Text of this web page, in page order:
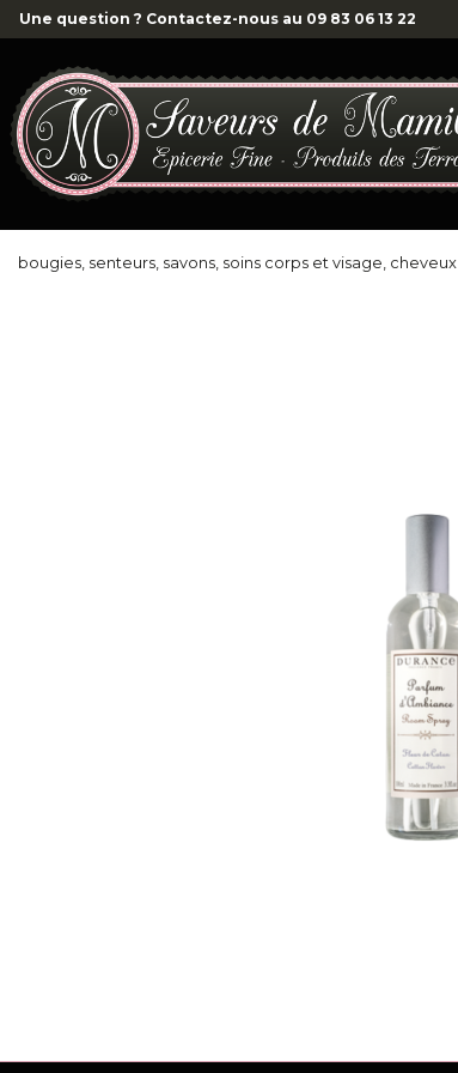
bougies, senteurs, savons, soins corps et visage, cheveux
Une question ? Contactez-nous au 09 83 06 13 22